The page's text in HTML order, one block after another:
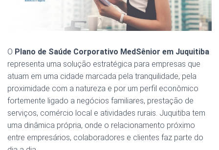
O Plano de Saúde Corporativo MedSênior em Juquitiba
representa uma solução estratégica para empresas que
atuam em uma cidade marcada pela tranquilidade, pela
proximidade com a natureza e por um perfil econômico
fortemente ligado a negócios familiares, prestação de
serviços, comércio local e atividades rurais. Juquitiba tem
uma dinâmica própria, onde o relacionamento próximo
entre empresários, colaboradores e clientes faz parte do